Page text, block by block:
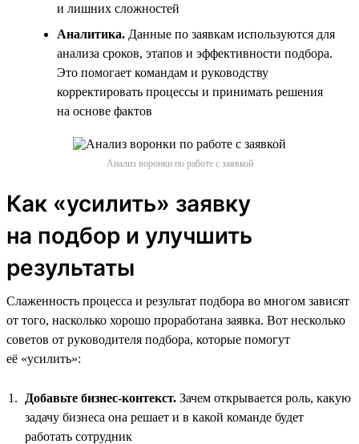
и лишних сложностей
Аналитика. Данные по заявкам используются для
анализа сроков, этапов и эффективности подбора.
Это помогает командам и руководству
корректировать процессы и принимать решения
на основе фактов
Анализ воронки по работе с заявкой
Как «усилить» заявку
на подбор и улучшить
результаты
Слаженность процесса и результат подбора во многом зависят
от того, насколько хорошо проработана заявка. Вот несколько
советов от руководителя подбора, которые помогут
её «усилить»:
Добавьте бизнес-контекст. Зачем открывается роль, какую
задачу бизнеса она решает и в какой команде будет
работать сотрудник